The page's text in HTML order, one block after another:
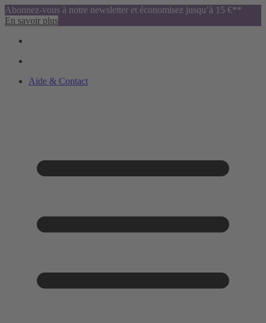
Abonnez-vous à notre newsletter et économisez jusqu’à 15 €**
En savoir plus
Aide & Contact